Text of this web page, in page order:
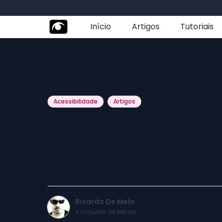
Início Artigos Tutoriais
Acessibilidade Artigos
melhorar o
Ricardo De Melo
4 minutos de leitura